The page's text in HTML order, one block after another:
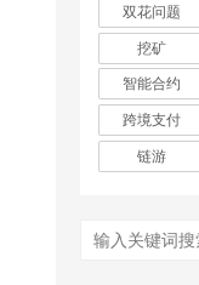
双花问题
挖矿
智能合约
跨境支付
链游